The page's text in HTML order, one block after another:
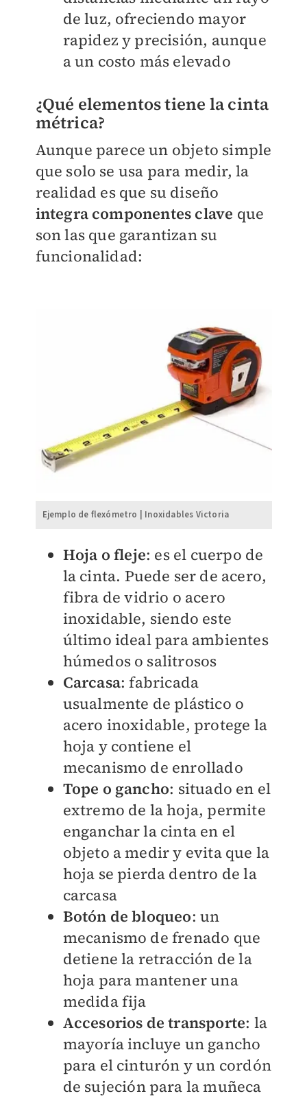
de luz, ofreciendo mayor
rapidez y precisión, aunque
a un costo más elevado
¿Qué elementos tiene la cinta
métrica?
Aunque parece un objeto simple
que solo se usa para medir, la
realidad es que su diseño
integra componentes clave que
son las que garantizan su
funcionalidad:
Ejemplo de flexómetro | Inoxidables Victoria
Hoja o fleje: es el cuerpo de
la cinta. Puede ser de acero,
fibra de vidrio o acero
inoxidable, siendo este
último ideal para ambientes
húmedos o salitrosos
Carcasa: fabricada
usualmente de plástico o
acero inoxidable, protege la
hoja y contiene el
mecanismo de enrollado
Tope o gancho: situado en el
extremo de la hoja, permite
enganchar la cinta en el
objeto a medir y evita que la
hoja se pierda dentro de la
carcasa
Botón de bloqueo: un
mecanismo de frenado que
detiene la retracción de la
hoja para mantener una
medida fija
Accesorios de transporte: la
mayoría incluye un gancho
para el cinturón y un cordón
de sujeción para la muñeca